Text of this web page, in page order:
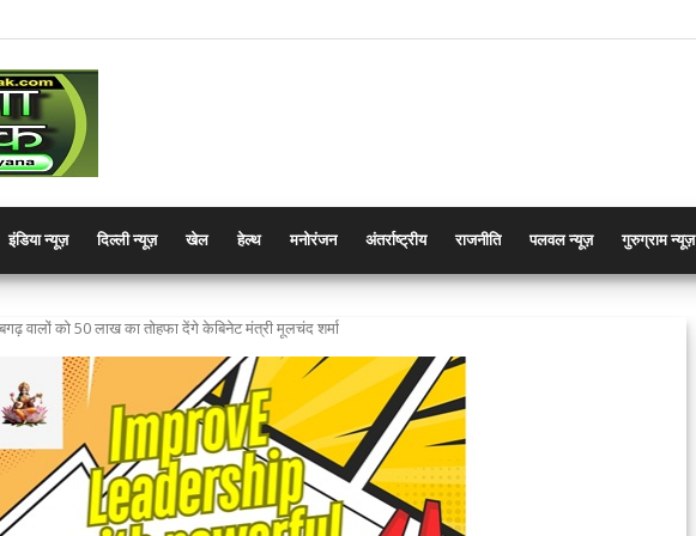
इंडिया न्यूज़ दिल्ली न्यूज़ खेल हेल्थ मनोरंजन अंतर्राष्ट्रीय राजनीति पलवल न्यूज़ गुरुग्राम न्यूज़
वालों को 50 लाख का तोहफा देंगे केबिनेट मंत्री मूलचंद शर्मा